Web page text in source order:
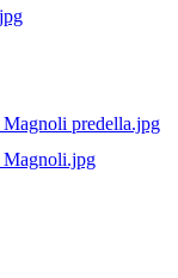
predella.jpg
Magnoli.jpg